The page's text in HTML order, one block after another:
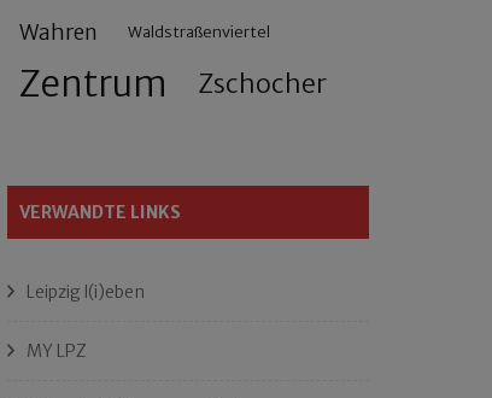
Wahren Waldstraßenviertel
Zentrum Zschocher
VERWANDTE LINKS
Leipzig l(i)eben
MY LPZ